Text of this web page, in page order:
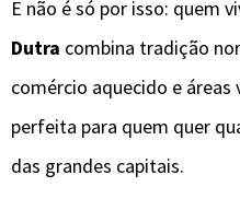
E não é só por isso: quem
Dutra combina tradição
comércio aquecido e
perfeita para quem quer
das grandes capitais.